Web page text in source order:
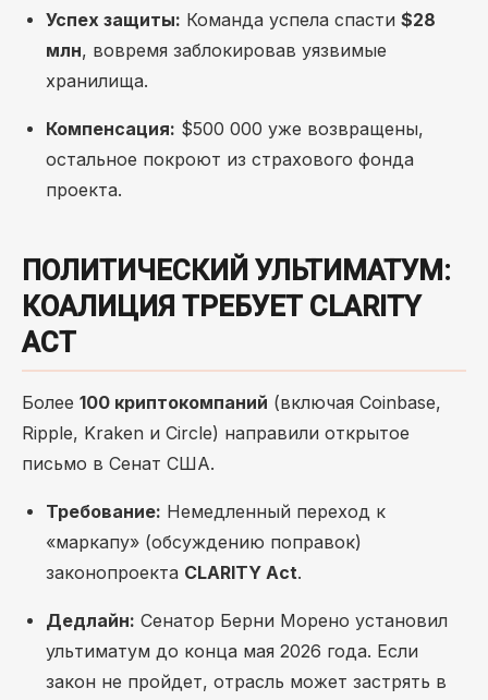
Успех защиты: Команда успела спасти $28
млн, вовремя заблокировав уязвимые
хранилища.
Компенсация: $500 000 уже возвращены,
остальное покроют из страхового фонда
проекта.
ПОЛИТИЧЕСКИЙ УЛЬТИМАТУМ:
КОАЛИЦИЯ ТРЕБУЕТ CLARITY
ACT
Более 100 криптокомпаний (включая Coinbase,
Ripple, Kraken и Circle) направили открытое
письмо в Сенат США.
Требование: Немедленный переход к
«маркапу» (обсуждению поправок)
законопроекта CLARITY Act.
Дедлайн: Сенатор Берни Морено установил
ультиматум до конца мая 2026 года. Если
закон не пройдет, отрасль может застрять в